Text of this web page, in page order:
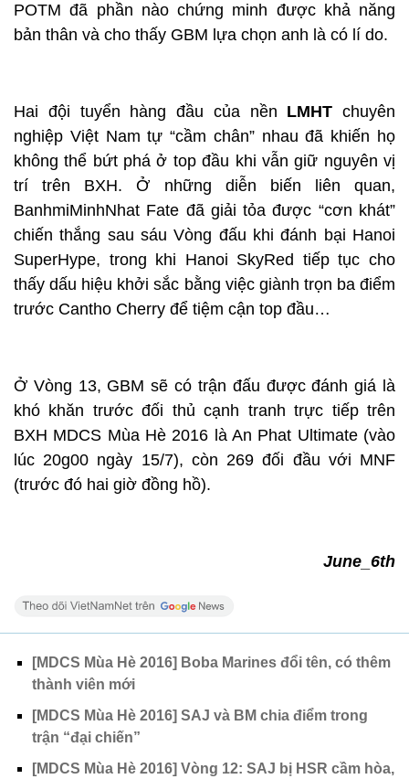
POTM đã phần nào chứng minh được khả năng
bản thân và cho thấy GBM lựa chọn anh là có lí do.
Hai đội tuyển hàng đầu của nền LMHT chuyên
nghiệp Việt Nam tự “cầm chân” nhau đã khiến họ
không thể bứt phá ở top đầu khi vẫn giữ nguyên vị
trí trên BXH. Ở những diễn biến liên quan,
BanhmiMinhNhat Fate đã giải tỏa được “cơn khát”
chiến thắng sau sáu Vòng đấu khi đánh bại Hanoi
SuperHype, trong khi Hanoi SkyRed tiếp tục cho
thấy dấu hiệu khởi sắc bằng việc giành trọn ba điểm
trước Cantho Cherry để tiệm cận top đầu…
Ở Vòng 13, GBM sẽ có trận đấu được đánh giá là
khó khăn trước đối thủ cạnh tranh trực tiếp trên
BXH MDCS Mùa Hè 2016 là An Phat Ultimate (vào
lúc 20g00 ngày 15/7), còn 269 đối đầu với MNF
(trước đó hai giờ đồng hồ).
June_6th
[MDCS Mùa Hè 2016] Boba Marines đổi tên, có thêm
thành viên mới
[MDCS Mùa Hè 2016] SAJ và BM chia điểm trong
trận “đại chiến”
[MDCS Mùa Hè 2016] Vòng 12: SAJ bị HSR cầm hòa,